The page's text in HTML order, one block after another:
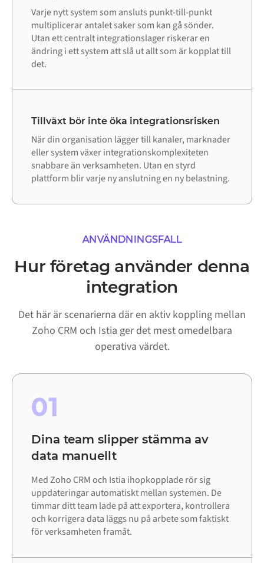
Varje nytt system som ansluts punkt-till-punkt
multiplicerar antalet saker som kan gå sönder.
Utan ett centralt integrationslager riskerar en
ändring i ett system att slå ut allt som är kopplat till
det.
Tillväxt bör inte öka integrationsrisken
När din organisation lägger till kanaler, marknader
eller system växer integrationskomplexiteten
snabbare än verksamheten. Utan en styrd
plattform blir varje ny anslutning en ny belastning.
ANVÄNDNINGSFALL
Hur företag använder denna
integration
Det här är scenarierna där en aktiv koppling mellan
Zoho CRM och Istia ger det mest omedelbara
operativa värdet.
01
Dina team slipper stämma av
data manuellt
Med Zoho CRM och Istia ihopkopplade rör sig
uppdateringar automatiskt mellan systemen. De
timmar ditt team lade på att exportera, kontrollera
och korrigera data läggs nu på arbete som faktiskt
för verksamheten framåt.